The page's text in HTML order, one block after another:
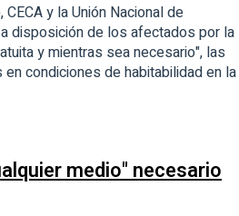
y la Unión Nacional de
disposición de los afectados por la
y mientras sea necesario", las
condiciones de habitabilidad en la
medio" necesario